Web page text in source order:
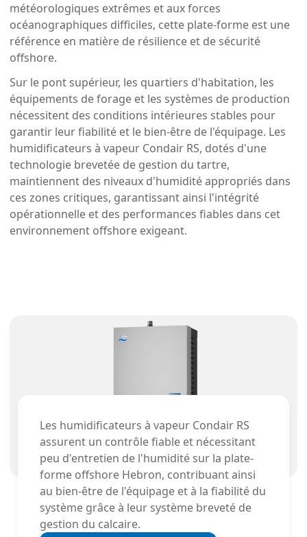
météorologiques extrêmes et aux forces
océanographiques difficiles, cette plate-forme est une
référence en matière de résilience et de sécurité
offshore.
Sur le pont supérieur, les quartiers d'habitation, les
équipements de forage et les systèmes de production
nécessitent des conditions intérieures stables pour
garantir leur fiabilité et le bien-être de l'équipage. Les
humidificateurs à vapeur Condair RS, dotés d'une
technologie brevetée de gestion du tartre,
maintiennent des niveaux d'humidité appropriés dans
ces zones critiques, garantissant ainsi l'intégrité
opérationnelle et des performances fiables dans cet
environnement offshore exigeant.
Les humidificateurs à vapeur Condair RS
assurent un contrôle fiable et nécessitant
peu d'entretien de l'humidité sur la plate-
forme offshore Hebron, contribuant ainsi
au bien-être de l'équipage et à la fiabilité du
système grâce à leur système breveté de
gestion du calcaire.